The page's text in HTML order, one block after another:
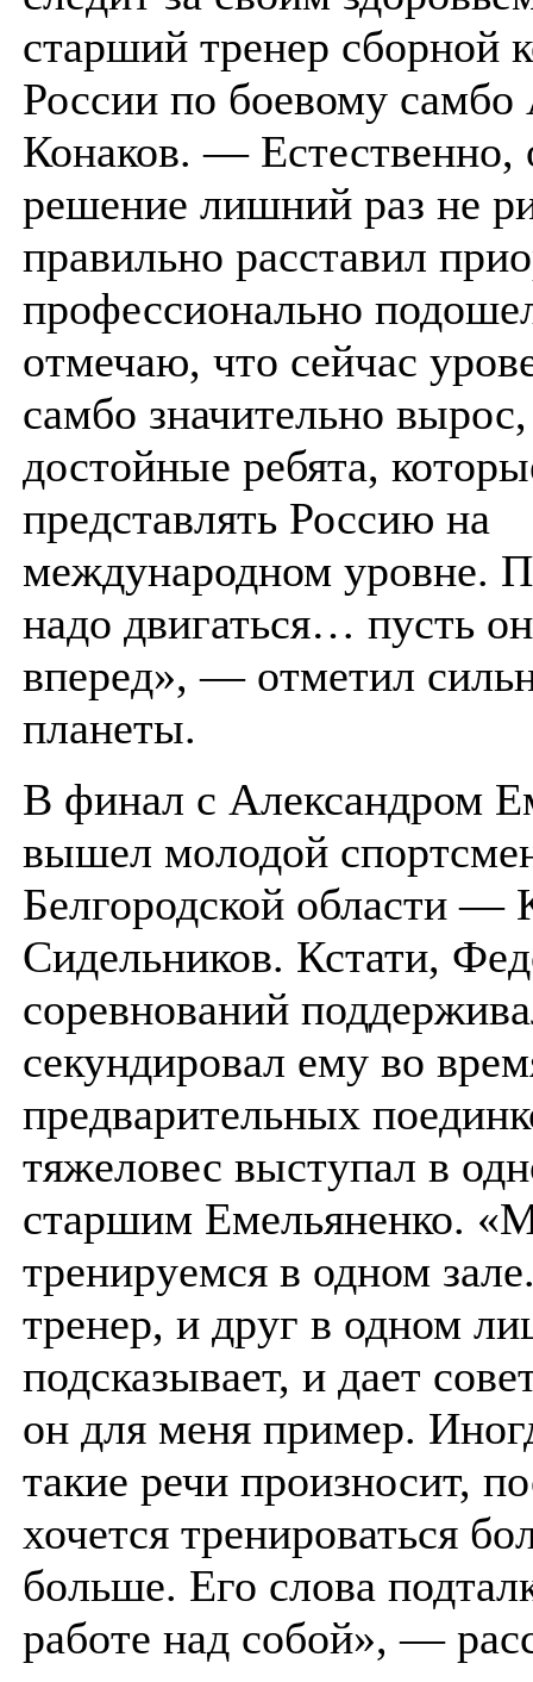
старший тренер сборной
России по боевому самбо
Конаков. — Естественно,
решение лишний раз не
правильно расставил
профессионально
отмечаю, что сейчас
самбо значительно вырос,
достойные ребята,
представлять Россию на
международном уровне.
надо двигаться… пусть
вперед», — отметил
планеты.
В финал с Александром
вышел молодой
Белгородской области —
Сидельников. Кстати,
соревнований
секундировал ему во
предварительных
тяжеловес выступал в
старшим Емельяненко.
тренируемся в одном
тренер, и друг в одном
подсказывает, и дает
он для меня пример.
такие речи произносит,
хочется тренироваться
больше. Его слова
работе над собой», —